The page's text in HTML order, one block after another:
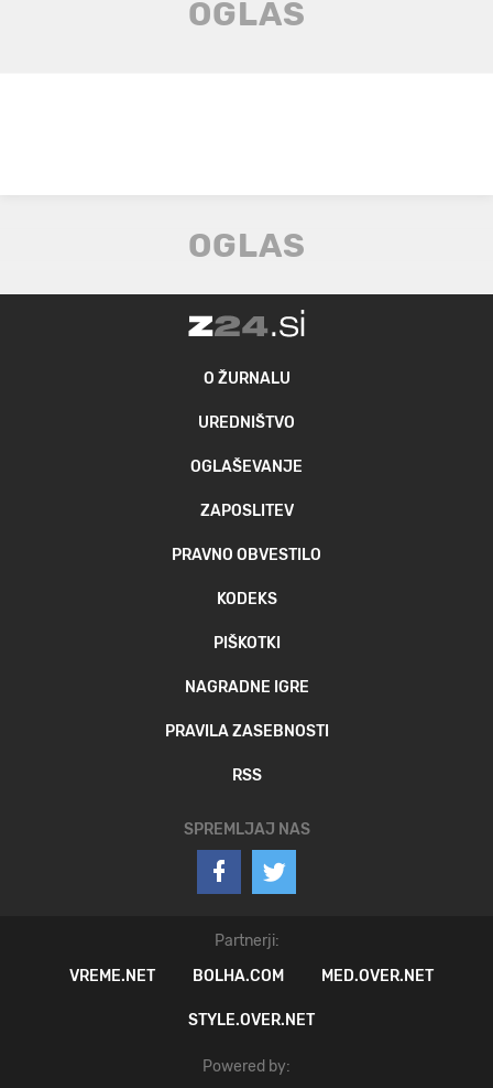
O ŽURNALU
UREDNIŠTVO
OGLAŠEVANJE
ZAPOSLITEV
PRAVNO OBVESTILO
KODEKS
PIŠKOTKI
NAGRADNE IGRE
PRAVILA ZASEBNOSTI
RSS
SPREMLJAJ NAS
Partnerji:
VREME.NET
BOLHA.COM MED.OVER.NET
STYLE.OVER.NET
Powered by: